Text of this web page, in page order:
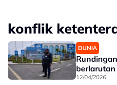
konflik
DUNIA
12/04/2026